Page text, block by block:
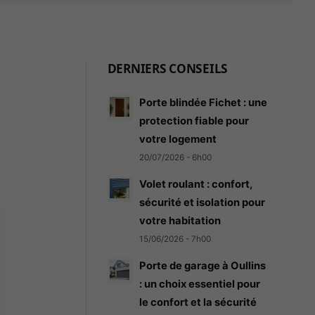
DERNIERS CONSEILS
Porte blindée Fichet : une
protection fiable pour
votre logement
20/07/2026 - 6h00
Volet roulant : confort,
sécurité et isolation pour
votre habitation
15/06/2026 - 7h00
Porte de garage à Oullins
: un choix essentiel pour
le confort et la sécurité